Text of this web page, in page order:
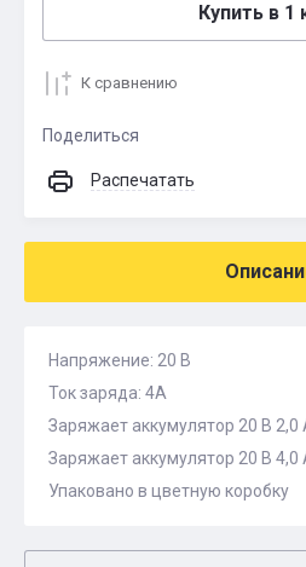
Купить в 1
К сравнению
Поделиться
Распечатать
Напряжение: 20 В
Ток заряда: 4А
Заряжает аккумулятор 20 В 2,0
Заряжает аккумулятор 20 В 4,0
Упаковано в цветную коробку